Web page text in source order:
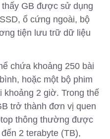
GB được sử dụng
ổ cứng ngoài, bộ
tiện lưu trữ dữ liệu
chứa khoảng 250 bài
hoặc một bộ phim
khoảng 2 giờ. Trong thế
trở thành đơn vị quen
thông thường được
2 terabyte (TB),